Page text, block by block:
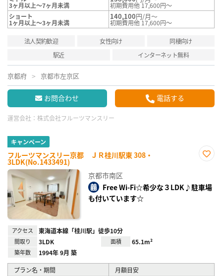
3ヶ月以上～7ヶ月未満
初期費用他 17,600円～
ショート
1ヶ月以上～3ヶ月未満
140,100円/月～
初期費用他 17,600円～
法人契約歓迎 女性向け
同棲向け
駅近
インターネット無料
京都府 京都市左京区
お問合わせ 電話する
運営会社： 株式会社フルーツマンスリー
キャンペーン
フルーツマンスリー京都 ＪＲ桂川駅東 308・
3LDK(No.1433491)
録
京都市南区
Free Wi-Fi☆希少な３LDK♪駐車場
も付いています☆
アクセス 東海道本線「桂川駅」徒歩10分
間取り 3LDK 面積 65.1m²
築年数 1994年 9月 築
プラン名・期間
月額目安